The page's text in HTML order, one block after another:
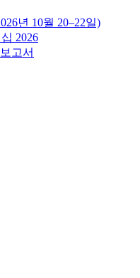
년 10월 20–22일)
2026
고서